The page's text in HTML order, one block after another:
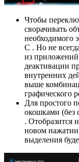
Чтобы
сворачивать
необходимого
C . Но не
из приложений
деактивации
внутренних
выше
графического
Для простого
окошками (без
. Отобразится
новом
выделения